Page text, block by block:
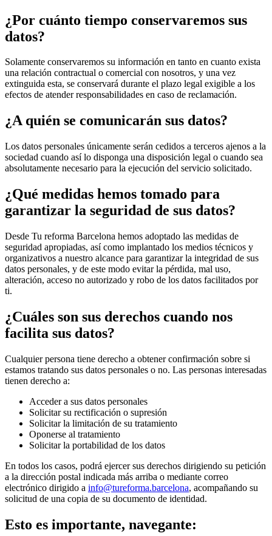
¿Por cuánto tiempo conservaremos sus
datos?
Solamente conservaremos su información en tanto en cuanto exista
una relación contractual o comercial con nosotros, y una vez
extinguida esta, se conservará durante el plazo legal exigible a los
efectos de atender responsabilidades en caso de reclamación.
¿A quién se comunicarán sus datos?
Los datos personales únicamente serán cedidos a terceros ajenos a la
sociedad cuando así lo disponga una disposición legal o cuando sea
absolutamente necesario para la ejecución del servicio solicitado.
¿Qué medidas hemos tomado para
garantizar la seguridad de sus datos?
Desde Tu reforma Barcelona hemos adoptado las medidas de
seguridad apropiadas, así como implantado los medios técnicos y
organizativos a nuestro alcance para garantizar la integridad de sus
datos personales, y de este modo evitar la pérdida, mal uso,
alteración, acceso no autorizado y robo de los datos facilitados por
ti.
¿Cuáles son sus derechos cuando nos
facilita sus datos?
Cualquier persona tiene derecho a obtener confirmación sobre si
estamos tratando sus datos personales o no. Las personas interesadas
tienen derecho a:
Acceder a sus datos personales
Solicitar su rectificación o supresión
Solicitar la limitación de su tratamiento
Oponerse al tratamiento
Solicitar la portabilidad de los datos
En todos los casos, podrá ejercer sus derechos dirigiendo su petición
a la dirección postal indicada más arriba o mediante correo
electrónico dirigido a info@tureforma.barcelona, acompañando su
solicitud de una copia de su documento de identidad.
Esto es importante, navegante: